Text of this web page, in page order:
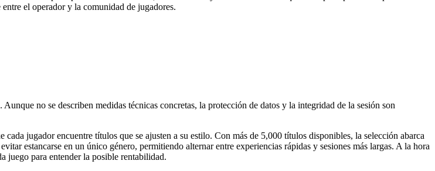
el operador y la comunidad de jugadores.
no se describen medidas técnicas concretas, la protección de datos y la integridad de la sesión son
jugador encuentre títulos que se ajusten a su estilo. Con más de 5,000 títulos disponibles, la selección abarca
estancarse en un único género, permitiendo alternar entre experiencias rápidas y sesiones más largas. A la hora
juego para entender la posible rentabilidad.